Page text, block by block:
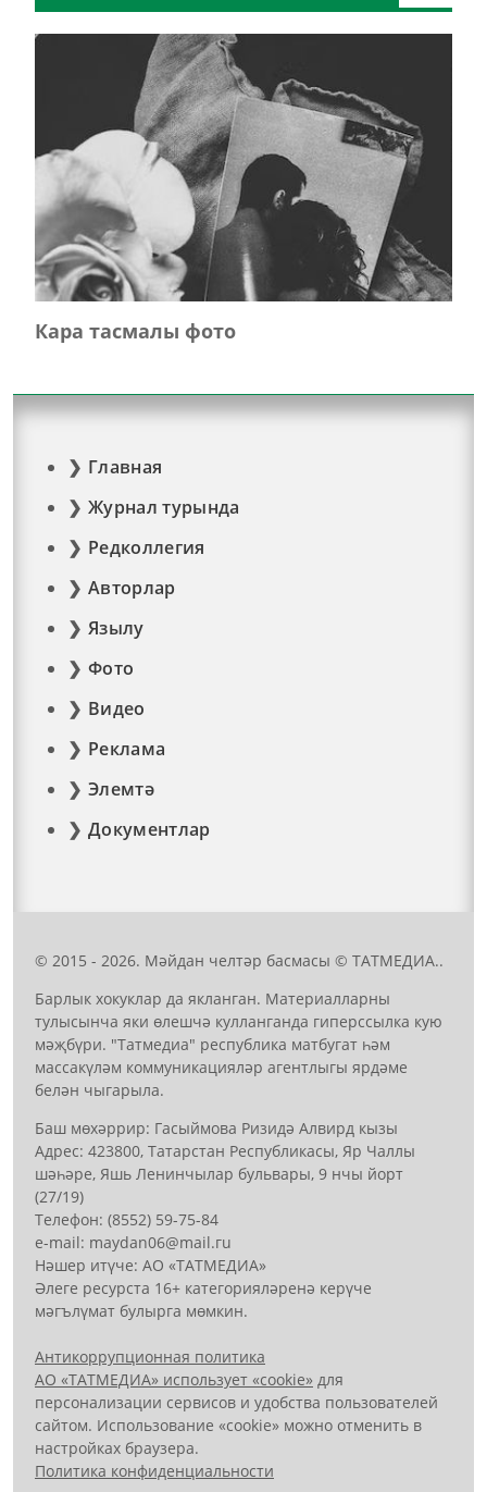
Кара тасмалы фото
Главная
Журнал турында
Редколлегия
Авторлар
Язылу
Фото
Видео
Реклама
Элемтә
Документлар
© 2015 - 2026. Мәйдан челтәр басмасы © ТАТМЕДИА..
Барлык хокуклар да якланган. Материалларны
тулысынча яки өлешчә кулланганда гиперссылка кую
мәҗбүри. "Татмедиа" республика матбугат һәм
массакүләм коммуникацияләр агентлыгы ярдәме
белән чыгарыла.
Баш мөхәррир: Гасыймова Ризидә Алвирд кызы
Адрес: 423800, Татарстан Республикасы, Яр Чаллы
шәһәре, Яшь Ленинчылар бульвары, 9 нчы йорт
(27/19)
Телефон: (8552) 59-75-84
е-mail: mауdаn06@mail.гu
Нәшер итүче: АО «ТАТМЕДИА»
Әлеге ресурста 16+ категорияләренә керүче
мәгълүмат булырга мөмкин.
Антикоррупционная политика
АО «ТАТМЕДИА» использует «cookie» для
персонализации сервисов и удобства пользователей
сайтом. Использование «cookie» можно отменить в
настройках браузера.
Политика конфиденциальности